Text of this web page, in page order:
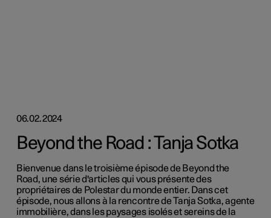
06.02.2024
Beyond the Road : Tanja Sotka
Bienvenue dans le troisième épisode de Beyond the
Road, une série d'articles qui vous présente des
propriétaires de Polestar du monde entier. Dans cet
épisode, nous allons à la rencontre de Tanja Sotka, agente
immobilière, dans les paysages isolés et sereins de la